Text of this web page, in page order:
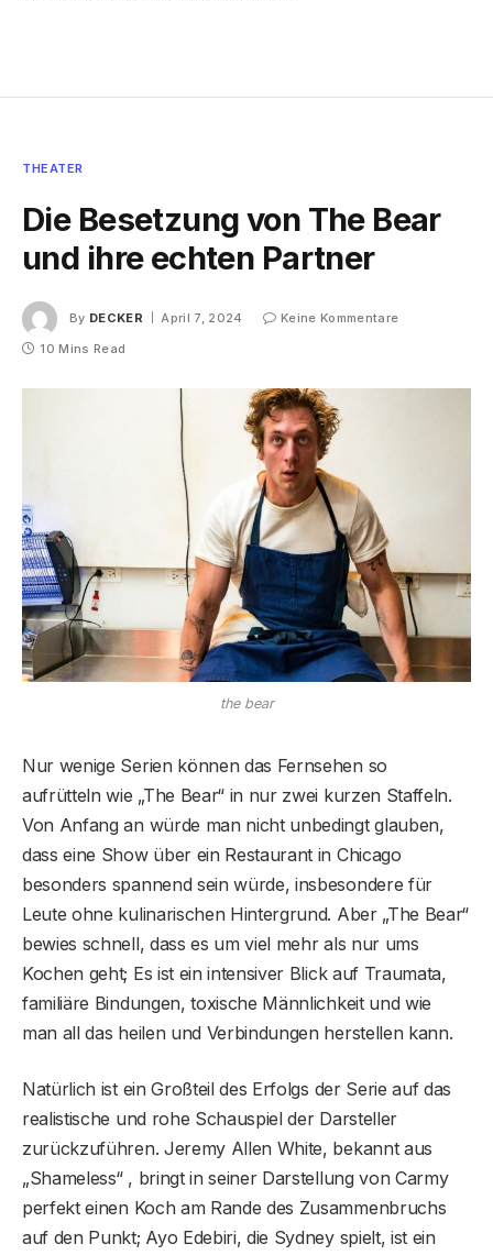
THEATER
Die Besetzung von The Bear
und ihre echten Partner
By DECKER April 7, 2024
Keine Kommentare
10 Mins Read
the bear
Nur wenige Serien können das Fernsehen so
aufrütteln wie „The Bear“ in nur zwei kurzen Staffeln.
Von Anfang an würde man nicht unbedingt glauben,
dass eine Show über ein Restaurant in Chicago
besonders spannend sein würde, insbesondere für
Leute ohne kulinarischen Hintergrund. Aber „The Bear“
bewies schnell, dass es um viel mehr als nur ums
Kochen geht; Es ist ein intensiver Blick auf Traumata,
familiäre Bindungen, toxische Männlichkeit und wie
man all das heilen und Verbindungen herstellen kann.
Natürlich ist ein Großteil des Erfolgs der Serie auf das
realistische und rohe Schauspiel der Darsteller
zurückzuführen. Jeremy Allen White, bekannt aus
„Shameless“ , bringt in seiner Darstellung von Carmy
perfekt einen Koch am Rande des Zusammenbruchs
auf den Punkt; Ayo Edebiri, die Sydney spielt, ist ein